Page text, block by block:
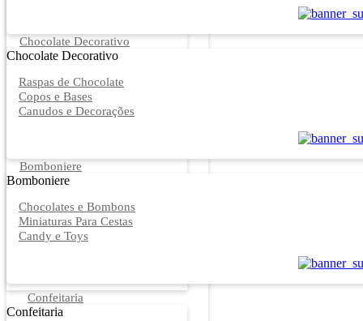
Chocolate Decorativo
Chocolate Decorativo
Raspas de Chocolate
Copos e Bases
Canudos e Decorações
Bomboniere
Bomboniere
Chocolates e Bombons
Miniaturas Para Cestas
Candy e Toys
Confeitaria
Confeitaria